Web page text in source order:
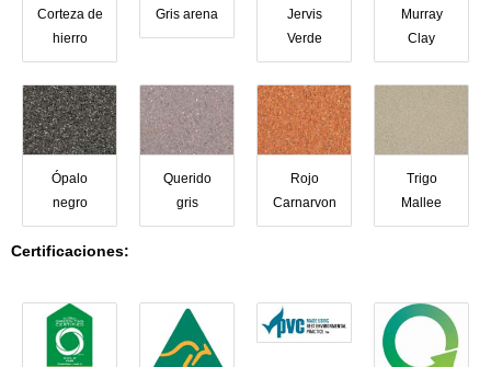
Corteza de
hierro
Gris arena
Jervis
Verde
Murray
Clay
Ópalo
negro
Querido
gris
Rojo
Carnarvon
Trigo
Mallee
Certificaciones: